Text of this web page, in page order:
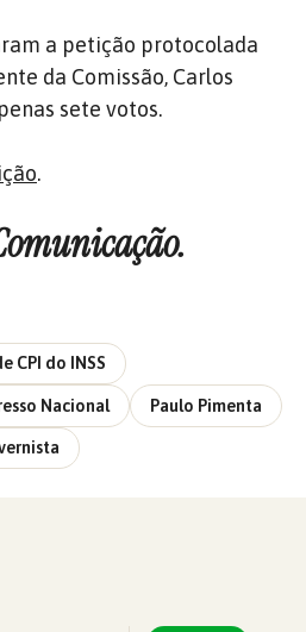
a petição protocolada
da Comissão, Carlos
sete votos.
.
CPI do INSS
Nacional Paulo Pimenta